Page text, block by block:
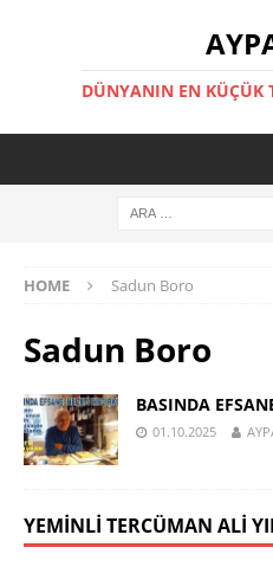
DÜNYANIN EN KÜÇÜK
HOME Sadun Boro
Sadun Boro
BASINDA
01.10.2025
YEMINLI TERCÜMAN ALI